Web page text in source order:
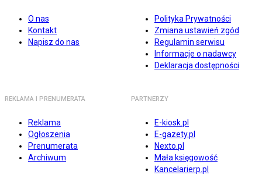
O nas
Kontakt
Napisz do nas
Polityka Prywatności
Zmiana ustawień zgód
Regulamin serwisu
Informacje o nadawcy
Deklaracja dostępności
REKLAMA I PRENUMERATA
Reklama
Ogłoszenia
Prenumerata
Archiwum
PARTNERZY
E-kiosk.pl
E-gazety.pl
Nexto.pl
Mała księgowość
Kancelarierp.pl